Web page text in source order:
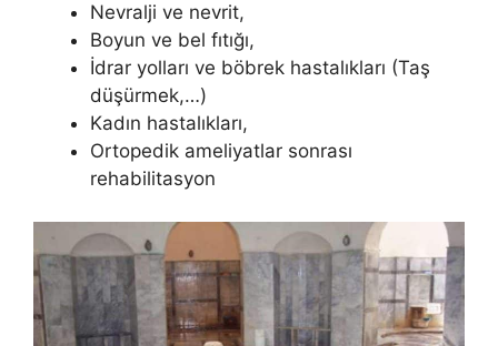
Nevralji ve nevrit,
Boyun ve bel fıtığı,
İdrar yolları ve böbrek hastalıkları (Taş
düşürmek,…)
Kadın hastalıkları,
Ortopedik ameliyatlar sonrası
rehabilitasyon